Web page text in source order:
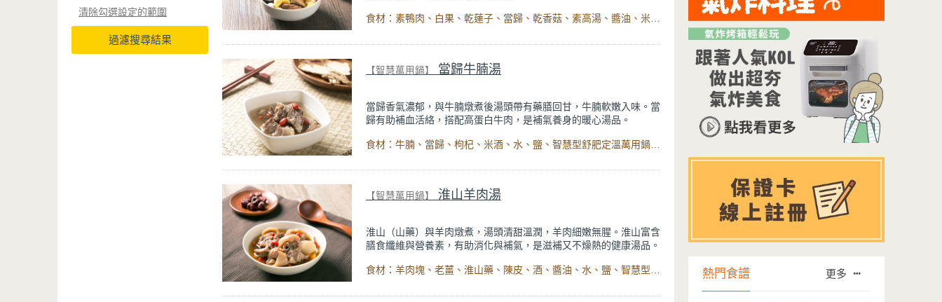
清除勾選設定的範圍
過濾搜尋結果
【智慧萬用鍋】 當歸牛腩湯
當歸香氣濃郁，與牛腩燉煮後湯頭帶有藥膳回甘，牛腩軟嫩入味。當
歸有助補血活絡，搭配高蛋白牛肉，是補氣養身的暖心湯品。
【智慧萬用鍋】 淮山羊肉湯
淮山（山藥）與羊肉燉煮，湯頭清甜溫潤，羊肉細嫩無腥。淮山富含
膳食纖維與營養素，有助消化與補氣，是滋補又不燥熱的健康湯品。
食材：羊肉塊、老薑、淮山藥、陳皮、酒、醬油、水、鹽、智慧型舒肥定溫萬用鍋6L 熱門食譜 更多